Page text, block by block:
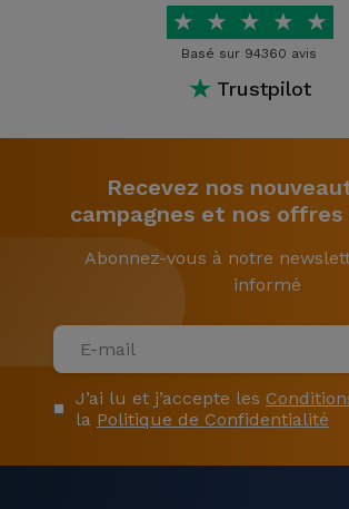
★ ★ ★ ★ ★
Basé sur 94360 avis
★ Trustpilot
Recevez nos
campagnes et nos offres
Abonnez-vous à notre
informé
J’ai lu et j’accepte les
la Politique de Confidentialité